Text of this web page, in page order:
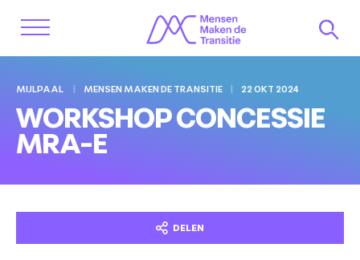
MIJLPAAL MENSEN MAKEN DE TRANSITIE 22 OKT 2024
WORKSHOP CONCESSIE
MRA-E
DELEN